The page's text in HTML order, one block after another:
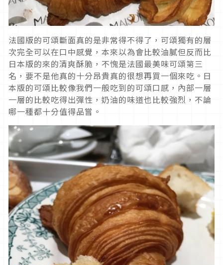
法國版的可頌斷面真的是非常得不得了，可頌獨有的層
次完全可以在口中感覺，本來以為會比較油膩但反而比
日本版的來的清爽酥脆，不愧是法國最美味可頌第三
名，要不是他真的十分昂貴真的很想再買一個來吃。日
本版的可頌比較像我們一般吃到的可頌口感，內部一層
一層的比較吃得出彈性，奶油的味道也比較強烈，不論
哪一種都十分值得品嘗。